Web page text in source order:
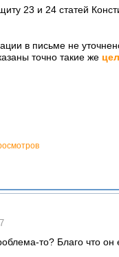
23 и 24 статей
в письме не
точно такие же
то? Благо что